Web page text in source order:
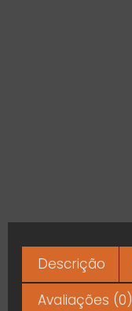
Descrição
Avaliações (0)